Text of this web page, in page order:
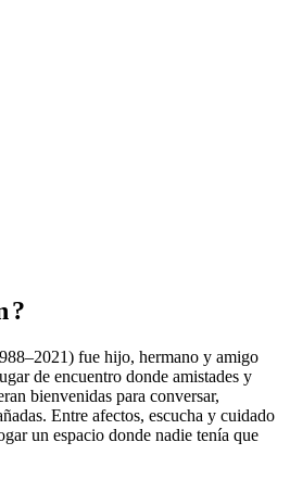
?
fue hijo, hermano y amigo
de encuentro donde amistades y
bienvenidas para conversar,
Entre afectos, escucha y cuidado
un espacio donde nadie tenía que